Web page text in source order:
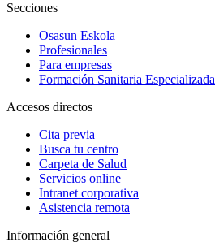
Secciones
Osasun Eskola
Profesionales
Para empresas
Formación Sanitaria Especializada
Accesos directos
Cita previa
Busca tu centro
Carpeta de Salud
Servicios online
Intranet corporativa
Asistencia remota
Información general